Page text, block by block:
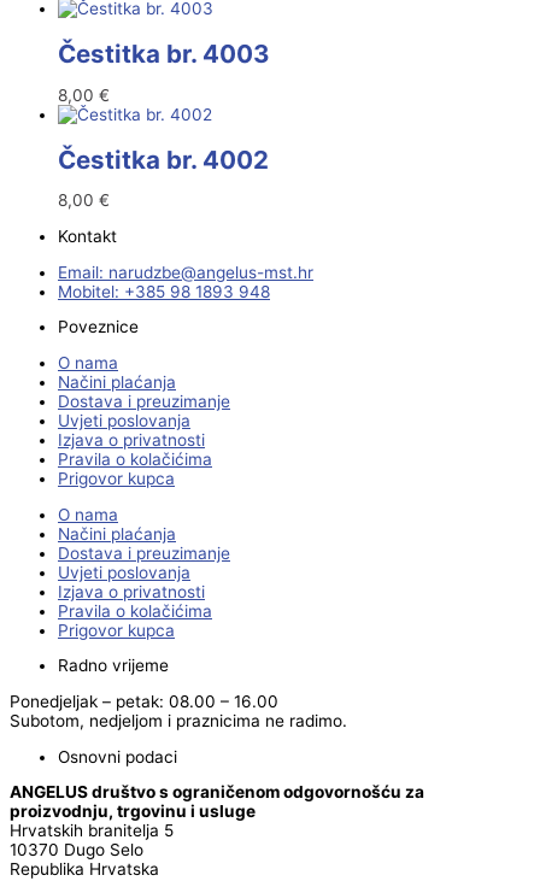
Čestitka br. 4003
8,00 €
Čestitka br. 4002
8,00 €
Kontakt
Email:
rh.tsm-sulegna
@ebzduran
Mobitel: +385 98 1893 948
Poveznice
O nama
Načini plaćanja
Dostava i preuzimanje
Uvjeti poslovanja
Izjava o privatnosti
Pravila o kolačićima
Prigovor kupca
O nama
Načini plaćanja
Dostava i preuzimanje
Uvjeti poslovanja
Izjava o privatnosti
Pravila o kolačićima
Prigovor kupca
Radno vrijeme
Ponedjeljak – petak: 08.00 – 16.00
Subotom, nedjeljom i praznicima ne radimo.
Osnovni podaci
ANGELUS društvo s ograničenom odgovornošću za
proizvodnju, trgovinu i usluge
Hrvatskih branitelja 5
10370 Dugo Selo
Republika Hrvatska